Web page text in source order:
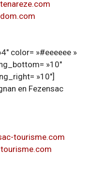
color= »#eeeeee »
»10″
»10″]
en Fezensac
tourisme.com